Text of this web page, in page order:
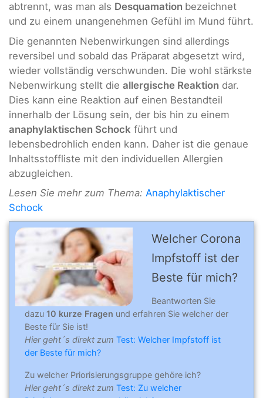
abtrennt, was man als Desquamation bezeichnet
und zu einem unangenehmen Gefühl im Mund führt.
Die genannten Nebenwirkungen sind allerdings
reversibel und sobald das Präparat abgesetzt wird,
wieder vollständig verschwunden. Die wohl stärkste
Nebenwirkung stellt die allergische Reaktion dar.
Dies kann eine Reaktion auf einen Bestandteil
innerhalb der Lösung sein, der bis hin zu einem
anaphylaktischen Schock führt und
lebensbedrohlich enden kann. Daher ist die genaue
Inhaltsstoffliste mit den individuellen Allergien
abzugleichen.
Lesen Sie mehr zum Thema: Anaphylaktischer
Schock
Welcher Corona
Impfstoff ist der
Beste für mich?
Beantworten Sie
dazu 10 kurze Fragen und erfahren Sie welcher der
Beste für Sie ist!
Hier geht´s direkt zum Test: Welcher Impfstoff ist
der Beste für mich?
Zu welcher Priorisierungsgruppe gehöre ich?
Hier geht´s direkt zum Test: Zu welcher